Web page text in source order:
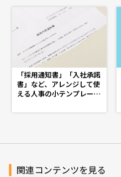
「採用通知書」「入社承諾
書」など、アレンジして使
える人事の小テンプレート
j）- 理想の人事へ、ショー
関連コンテンツを見る